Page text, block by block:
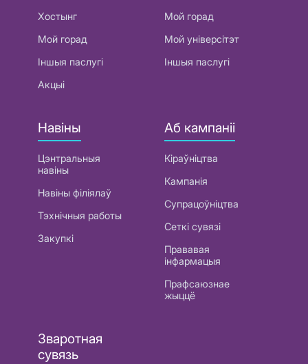
Хостынг
Мой горад
Іншыя паслугі
Акцыі
Мой горад
Мой універсітэт
Іншыя паслугі
Навіны
Цэнтральныя
навіны
Навіны філіялаў
Тэхнічныя работы
Закупкі
Аб кампаніі
Кіраўніцтва
Кампанія
Супрацоўніцтва
Сеткі сувязі
Прававая
інфармацыя
Прафсаюзнае
жыццё
Зваротная
сувязь